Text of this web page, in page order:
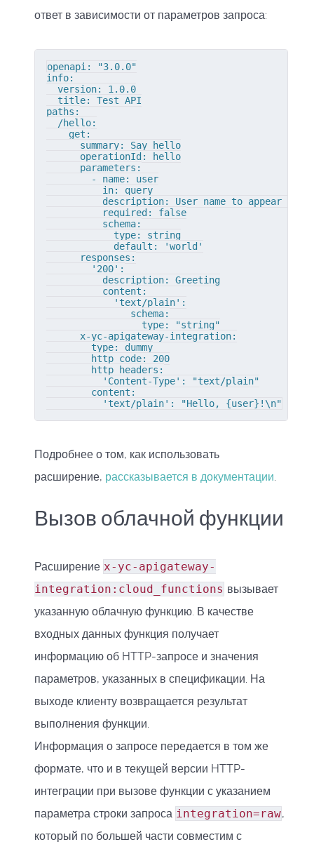
ответ в зависимости от параметров запроса:
openapi: "3.0.0"
info:
  version: 1.0.0
  title: Test API
paths:
  /hello:
    get:
      summary: Say hello
      operationId: hello
      parameters:
        - name: user
          in: query
description: User name to appear in
          required: false
          schema:
            type: string
            default: 'world'
      responses:
        '200':
          description: Greeting
          content:
            'text/plain':
               schema:
                 type: "string"
      x-yc-apigateway-integration:
        type: dummy
        http_code: 200
        http_headers:
          'Content-Type': "text/plain"
        content:
          'text/plain': "Hello, {user}!\n"
Подробнее о том, как использовать
расширение, рассказывается в документации.
Вызов облачной функции
Расширение x-yc-apigateway-
integration:cloud_functions вызывает
указанную облачную функцию. В качестве
входных данных функция получает
информацию об HTTP-запросе и значения
параметров, указанных в спецификации. На
выходе клиенту возвращается результат
выполнения функции.
Информация о запросе передается в том же
формате, что и в текущей версии HTTP-
интеграции при вызове функции с указанием
параметра строки запроса integration=raw,
который по большей части совместим с